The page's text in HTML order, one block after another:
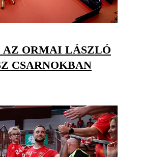
ORMAI LÁSZLÓ
CSARNOKBAN